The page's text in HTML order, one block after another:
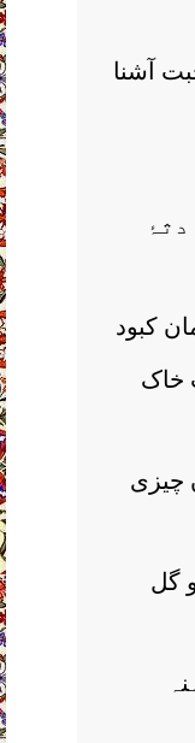
آشنا
کبود
خاک
چیزی
گل